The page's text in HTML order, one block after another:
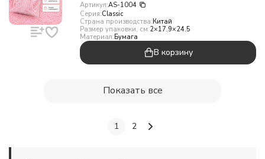
Артикул:AS-1004
Серия:Classic
Страна производства:Китай
Размер упаковки, см:2×17.9×24.5
Материал:Бумага
В корзину
Показать все
1 2